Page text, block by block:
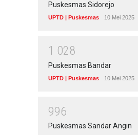
Puskesmas Sidorejo
UPTD | Puskesmas 10 Mei 2025
1 028
Puskesmas Bandar
UPTD | Puskesmas 10 Mei 2025
996
Puskesmas Sandar Angin